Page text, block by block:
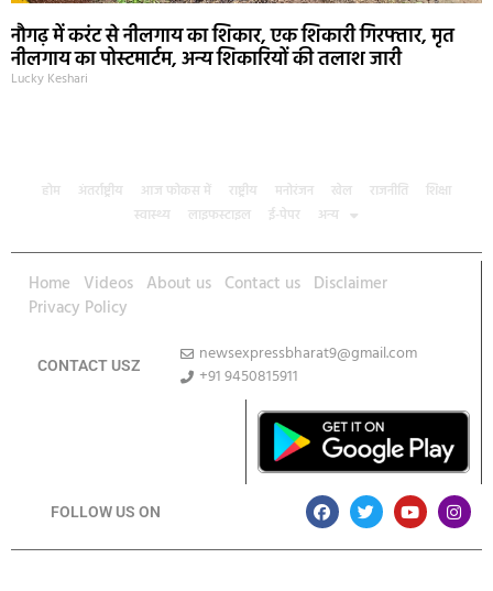
नौगढ़ में करंट से नीलगाय का शिकार, एक शिकारी गिरफ्तार, मृत
नीलगाय का पोस्टमार्टम, अन्य शिकारियों की तलाश जारी
Lucky Keshari
होम अंतर्राष्ट्रीय आज फोकस में राष्ट्रीय मनोरंजन खेल राजनीति
शिक्षा
स्वास्थ्य
लाइफस्टाइल ई-पेपर अन्य
Home Videos About us Contact us Disclaimer
Privacy Policy
CONTACT USZ
newsexpressbharat9@gmail.com
+91 9450815911
FOLLOW US ON